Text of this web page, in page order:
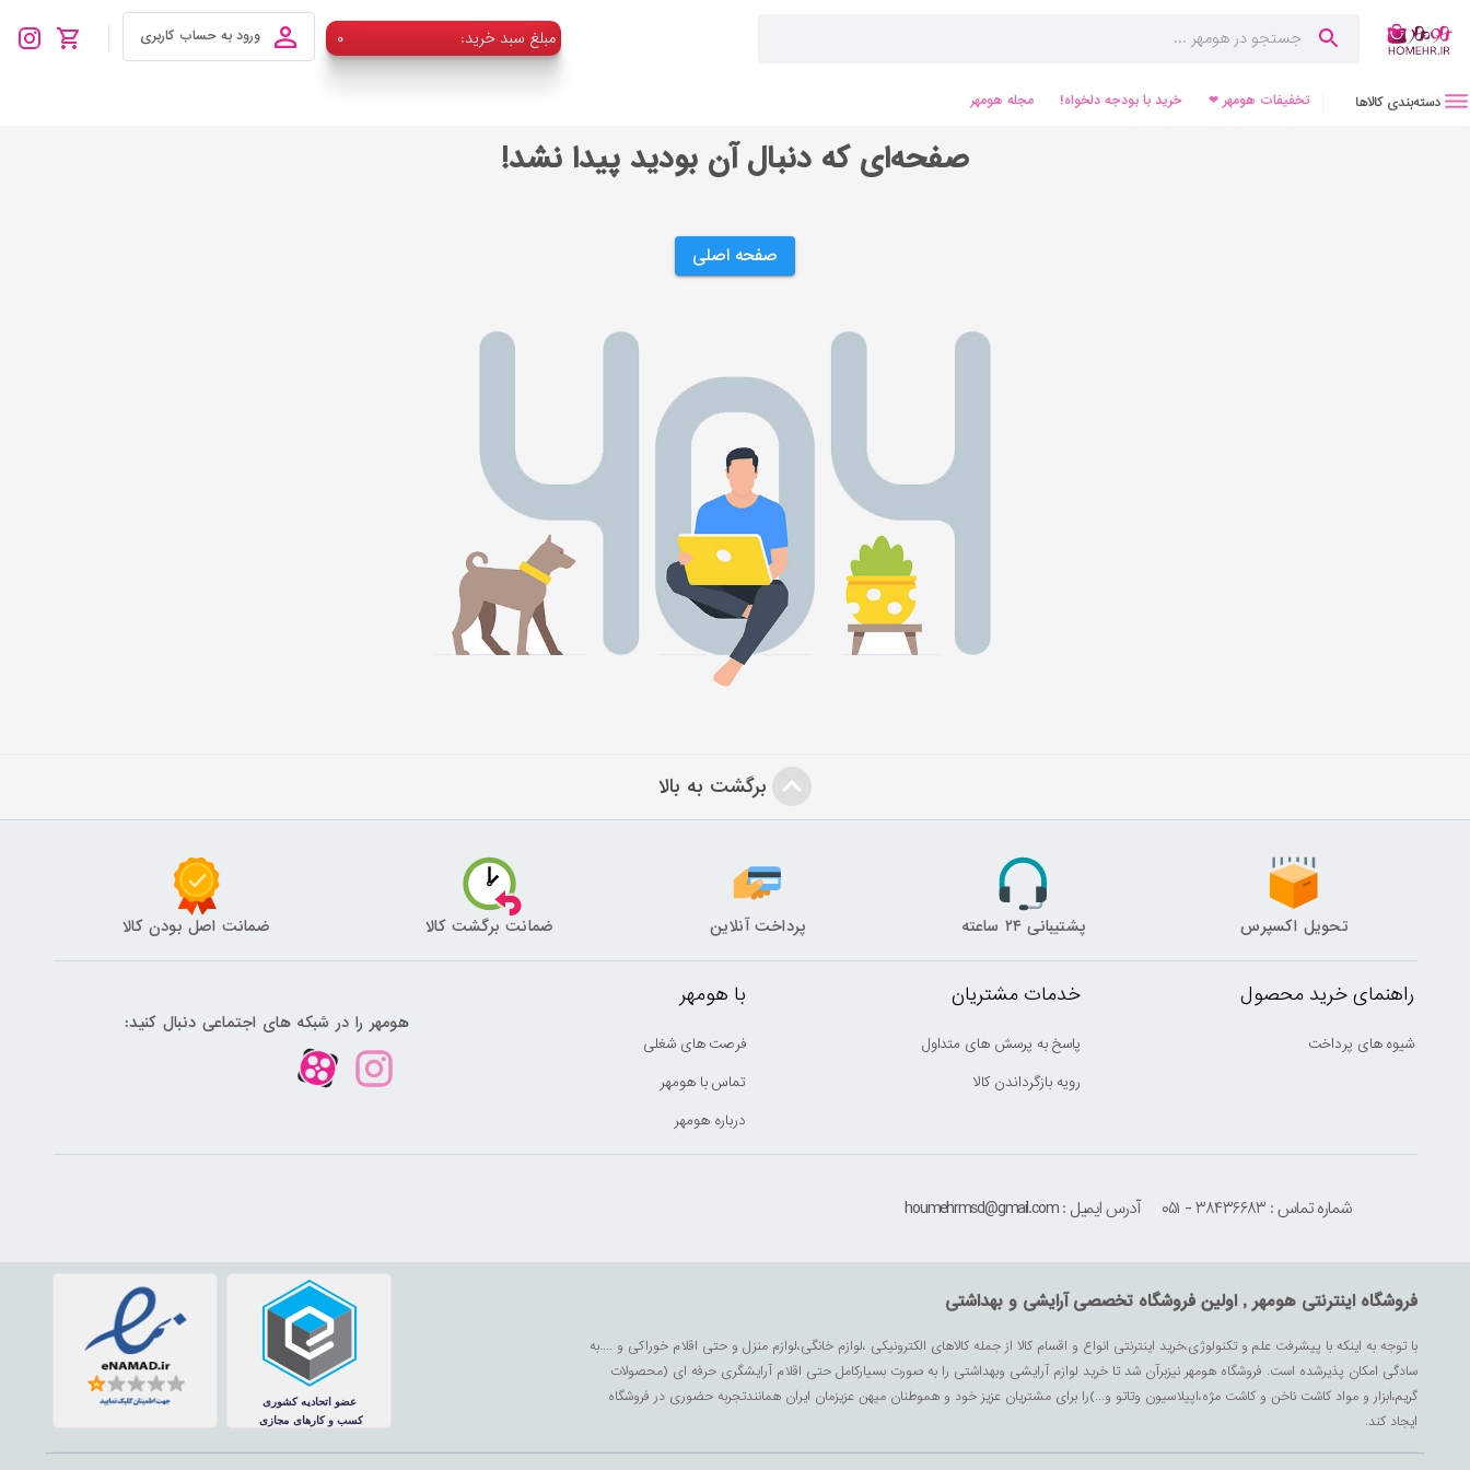
۰ :مبلغ سبد خرید ورود به حساب کاربری
دسته‌بندی کالاها تخفیفات هومهر ❤ خرید با بودجه دلخواه! مجله هومهر
صفحه‌ای که دنبال آن بودید پیدا نشد!
صفحه اصلی
برگشت به بالا
تحویل اکسپرس پشتیبانی ۲۴ ساعته پرداخت آنلاین ضمانت برگشت کالا ضمانت اصل بودن کالا
راهنمای خرید محصول
شیوه های پرداخت
خدمات مشتریان
پاسخ به پرسش های متداول
رویه بازگرداندن کالا
با هومهر
فرصت های شغلی
تماس با هومهر
درباره هومهر
هومهر را در شبکه های اجتماعی دنبال کنید:
شماره تماس : ۳۸۴۳۶۶۸۳ - ۰۵۱ آدرس ایمیل : houmehrmsd@gmail.com
فروشگاه اینترنتی هومهر , اولین فروشگاه تخصصی آرایشی و بهداشتی
با توجه به اینکه با پیشرفت علم و تکنولوژی،خرید اینترنتی انواع و اقسام کالا از جمله کالاهای الکترونیکی ،لوازم خانگی،لوازم منزل و حتی اقلام خوراکی و ....به
سادگی امکان پذیرشده است. فروشگاه هومهر نیزبرآن شد تا خرید لوازم آرایشی وبهداشتی را به صورت بسیارکامل حتی اقلام آرایشگری حرفه ای (محصولات
گریم،ابزار و مواد کاشت ناخن و کاشت مژه،اپیلاسیون وتاتو و...)را برای مشتریان عزیز خود و هموطنان میهن عزیزمان ایران همانندتجربه حضوری در فروشگاه
ایجاد کند.